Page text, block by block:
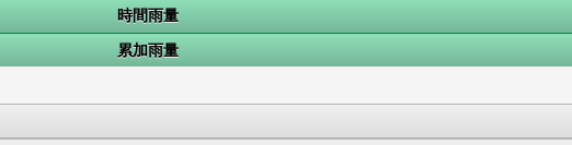
時間雨量
累加雨量